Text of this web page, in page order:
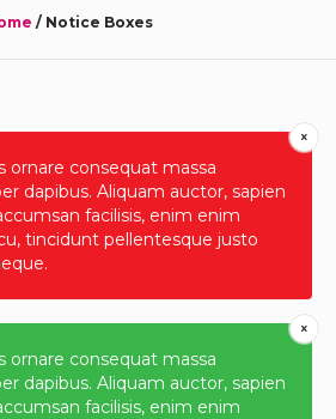
/ Notice Boxes
ornare consequat massa
dapibus. Aliquam auctor, sapien
facilisis, enim enim
tincidunt pellentesque justo
ornare consequat massa
dapibus. Aliquam auctor, sapien
facilisis, enim enim